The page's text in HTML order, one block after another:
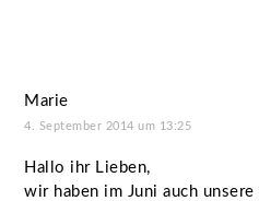
Marie
4. September 2014 um 13:25
Hallo ihr Lieben,
wir haben im Juni auch